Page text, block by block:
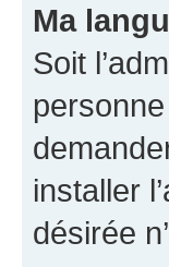
Ma
Soit
installer
désirée